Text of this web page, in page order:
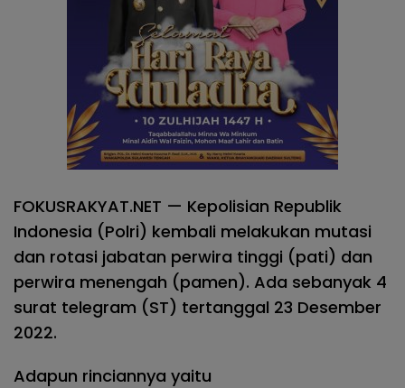
FOKUSRAKYAT.NET — Kepolisian Republik
Indonesia (Polri) kembali melakukan mutasi
dan rotasi jabatan perwira tinggi (pati) dan
perwira menengah (pamen). Ada sebanyak 4
surat telegram (ST) tertanggal 23 Desember
2022.
Adapun rinciannya yaitu